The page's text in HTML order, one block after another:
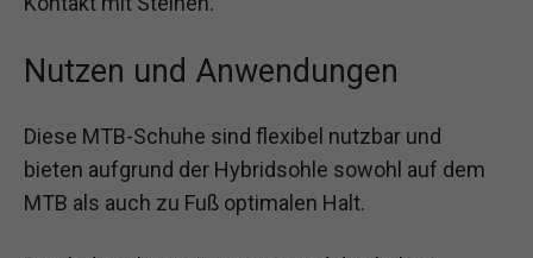
Nutzen und Anwendungen
Diese MTB-Schuhe sind flexibel nutzbar und
bieten aufgrund der Hybridsohle sowohl auf dem
MTB als auch zu Fuß optimalen Halt.